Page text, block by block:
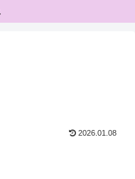
2026.01.08